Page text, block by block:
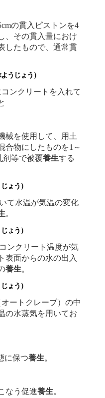
の貫入ピストンを4
、その貫入量におけ
したもので、通常貫
うじょう）
コンクリートを入れて
械を使用して、用土
合物にしたものを1～
剤等で被覆養生する
ょう）
いて水温が気温の変化
。
ょう）
コンクリート温度が気
表面からの水の出入
養生。
ょう）
オートクレーブ）の中
の水蒸気を用いてお
に保つ養生。
なう促進養生。